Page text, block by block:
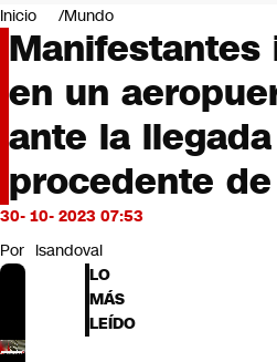
Negocios
Deportes
Programas completos
Cultura
Servicios
Bits
CNN tiempo
Futuro 360
Inicio Mundo
Manifestantes
en un
ante la
procedente
30- 10- 2023 07:53
Por lsandoval
LO
MÁS
LEÍDO